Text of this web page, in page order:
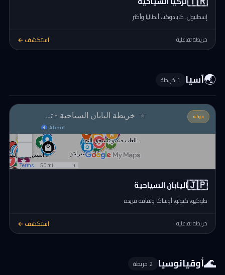
إسطنبول، كابادوكيا، أنطاليا وأكثر
خريطة تفاعلية استكشف ←
🌏آسيا 1 خريطة
دولة
🇯🇵اليابان السياحية
طوكيو، كيوتو، أوساكا وثقافة فريدة
خريطة تفاعلية استكشف ←
🌊أوقيانوسيا 2 خريطة